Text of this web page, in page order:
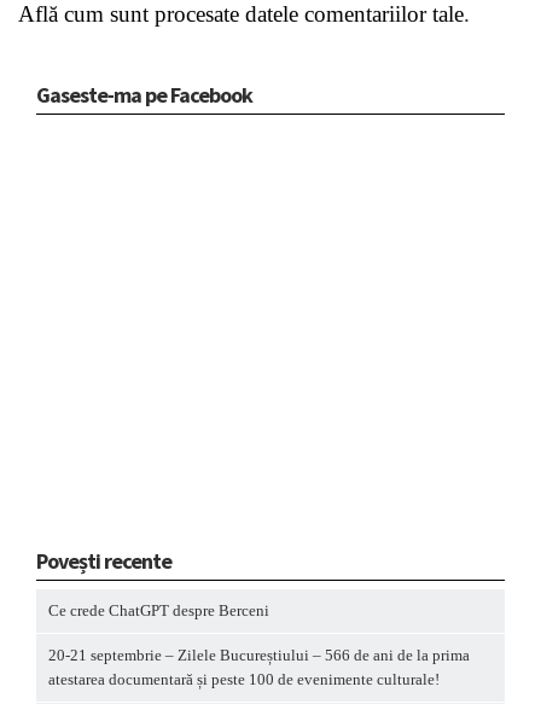
Află cum sunt procesate datele comentariilor tale.
Gaseste-ma pe Facebook
Povești recente
Ce crede ChatGPT despre Berceni
20-21 septembrie – Zilele Bucureștiului – 566 de ani de la prima
atestarea documentară și peste 100 de evenimente culturale!